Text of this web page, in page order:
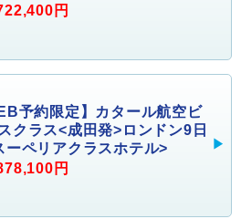
円
予約限定】カタール航空ビ
クラス<成田発>ロンドン9日
ーペリアクラスホテル>
円